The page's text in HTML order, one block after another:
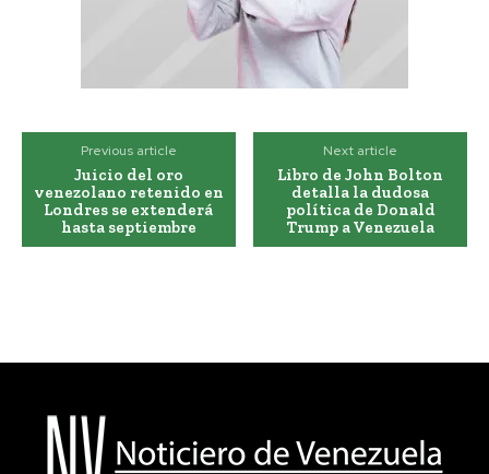
Previous article
Juicio del oro
venezolano retenido en
Londres se extenderá
hasta septiembre
Next article
Libro de John Bolton
detalla la dudosa
política de Donald
Trump a Venezuela